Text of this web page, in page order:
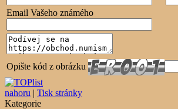
Email Vašeho známého
Opište kód z obrázku
nahoru | Tisk stránky
Kategorie